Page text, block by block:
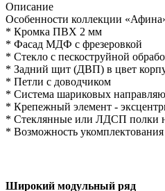
Описание
Особенности коллекции
* Кромка ПВХ 2 мм
* Фасад МДФ с фрезеровкой
* Стекло с пескоструйной
* Задний щит (ДВП) в цвет
* Петли с доводчиком
* Система шариковых
* Крепежный элемент -
* Стеклянные или ЛДСП полки
* Возможность
Широкий модульный ряд